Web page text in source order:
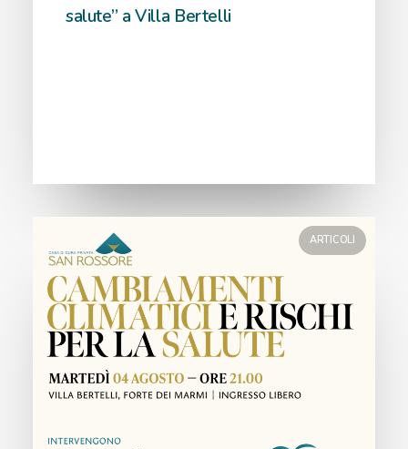
salute” a Villa Bertelli
ARTICOLI